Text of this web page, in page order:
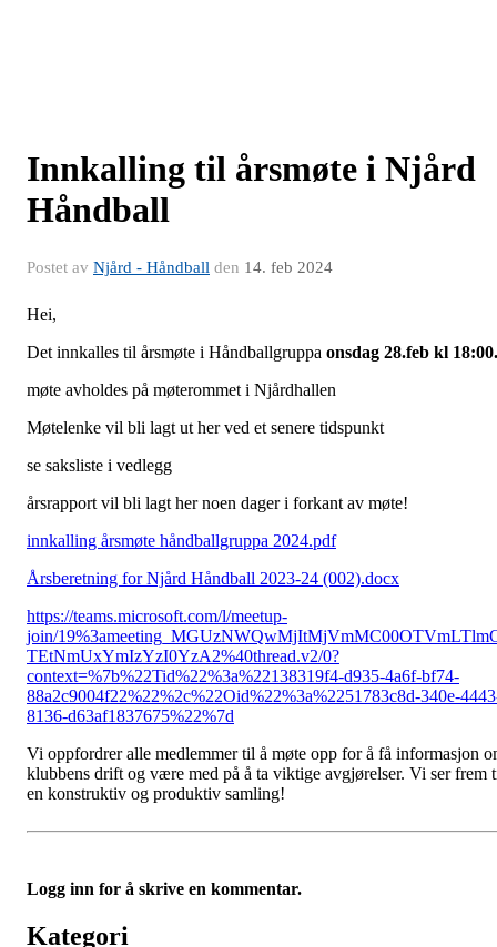
Innkalling til årsmøte i Njård
Håndball
Postet av Njård - Håndball den 14. feb 2024
Hei,
Det innkalles til årsmøte i Håndballgruppa onsdag 28.feb kl 18:00.
møte avholdes på møterommet i Njårdhallen
Møtelenke vil bli lagt ut her ved et senere tidspunkt
se saksliste i vedlegg
årsrapport vil bli lagt her noen dager i forkant av møte!
innkalling årsmøte håndballgruppa 2024.pdf
Årsberetning for Njård Håndball 2023-24 (002).docx
https://teams.microsoft.com/l/meetup-
join/
TEtNmUxYmIzYzI0YzA2%40thread.v2/0?
context=%7b%22Tid%22%3a%22138319f4-d935-4a6f-bf74-
88a2c9004f22%22%2c%22Oid%22%3a%2251783c8d-340e-
8136-d63af1837675%22%7d
Vi oppfordrer alle medlemmer til å møte opp for å få informasjon
klubbens drift og være med på å ta viktige avgjørelser. Vi ser frem
en konstruktiv og produktiv samling!
Logg inn for å skrive en kommentar.
Kategori